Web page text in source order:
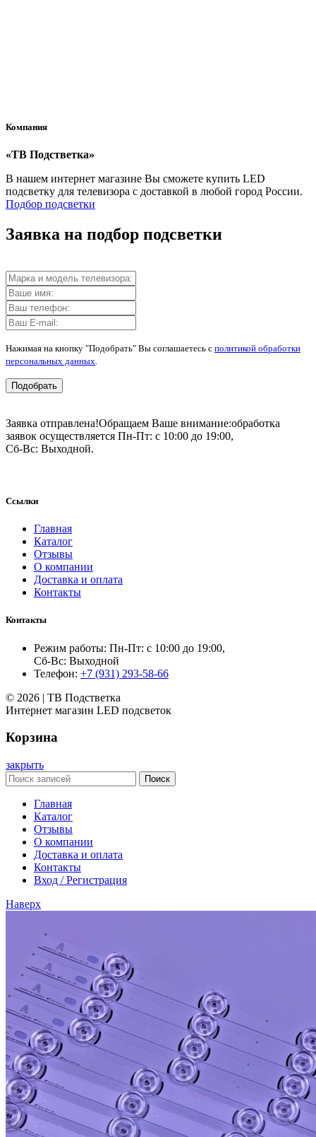
Компания
«ТВ Подстветка»
В нашем интернет магазине Вы сможете купить LED
подсветку для телевизора с доставкой в любой город России.
Подбор подсветки
Заявка на подбор подсветки
Нажимая на кнопку "Подобрать" Вы соглашаетесь с политикой обработки
персональных данных
Подобрать
Заявка отправлена!Обращаем Ваше внимание:обработка
заявок осуществляется Пн-Пт: с 10:00 до 19:00,
Сб-Вс: Выходной.
Ссылки
Главная
Каталог
Отзывы
О компании
Доставка и оплата
Контакты
Контакты
Режим работы: Пн-Пт: с 10:00 до 19:00,
Сб-Вс: Выходной
Телефон: +7 (931) 293-58-66
© 2026 | ТВ Подстветка
Интернет магазин LED подсветок
Корзина
закрыть
Поиск
Главная
Каталог
Отзывы
О компании
Доставка и оплата
Контакты
Вход / Регистрация
Наверх